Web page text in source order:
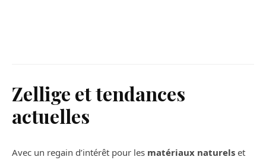
Zellige et tendances
actuelles
Avec un regain d’intérêt pour les matériaux naturels et